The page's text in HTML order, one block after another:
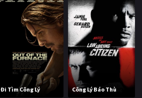
Đi Tìm Công Lý Công Lý Báo Thù